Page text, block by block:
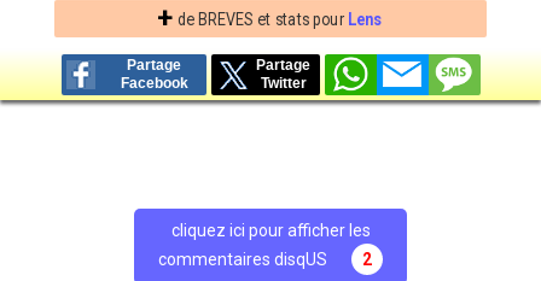
+ de BREVES et stats pour Lens
Partage
Facebook
Partage
Twitter
cliquez ici pour afficher les
commentaires disqUS
2